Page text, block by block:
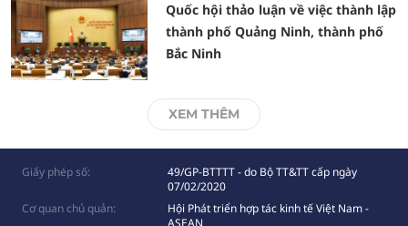
Quốc hội thảo luận về việc thành lập
thành phố Quảng Ninh, thành phố
Bắc Ninh
XEM THÊM
Giấy phép số:
49/GP-BTTTT - do Bộ TT&TT cấp ngày
07/02/2020
Cơ quan chủ quản:
Hội Phát triển hợp tác kinh tế Việt Nam -
ASEAN